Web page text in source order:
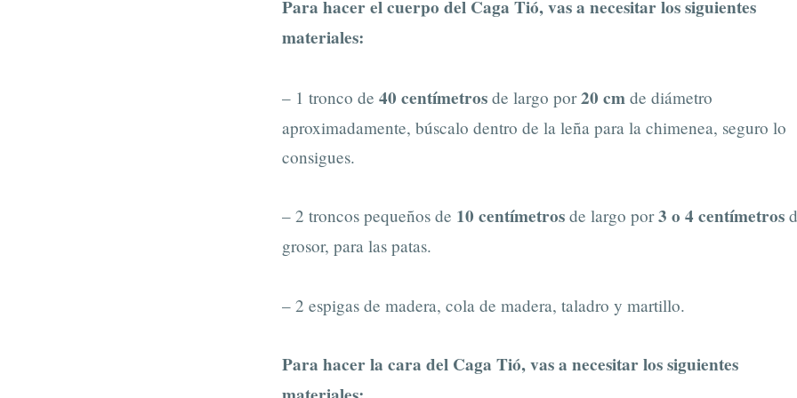
Para hacer el cuerpo del Caga Tió, vas a necesitar los siguientes
materiales:
– 1 tronco de 40 centímetrosde largo por20 cm de diámetro
aproximadamente, búscalo dentro de la leña para la chimenea, seguro lo
consigues.
– 2 troncos pequeños de 10 centímetrosde largo por3 o 4 centímetros
grosor, para las patas.
– 2 espigas de madera, cola de madera, taladro y martillo.
Para hacer la cara del Caga Tió, vas a necesitar los siguientes